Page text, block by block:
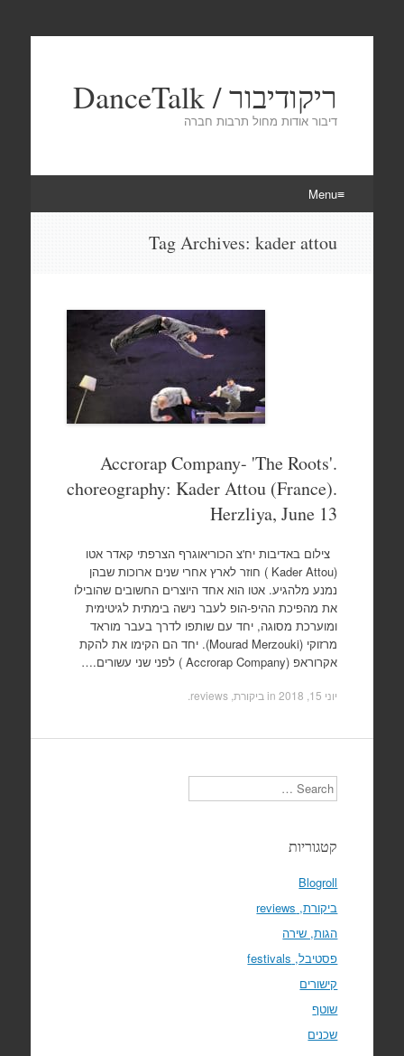
ריקודיבור / DanceTalk
דיבור אודות מחול תרבות חברה
Menu
Tag Archives:kader attou
Accrorap Company- 'The Roots'.
choreography: Kader Attou (France).
Herzliya, June 13
צילום באדיבות יח'צ הכוריאוגרף הצרפתי קאדר אטו
(Kader Attou ) חוזר לארץ אחרי שנים ארוכות שבהן
נמנע מלהגיע. אטו הוא אחד היוצרים החשובים שהובילו
את מהפיכת ההיפ-הופ לעבר נישה בימתית לגיטימית
ומוערכת מסוגה, יחד עם שותפו לדרך בעבר מוראד
מרזוקי (Mourad Merzouki). יחד הם הקימו את להקת
אקרוראפ (Accrorap Company ) לפני שני עשורים.…
יוני 15, 2018 in ביקורת, reviews
Search
קטגוריות
Blogroll
ביקורת, reviews
הגות, שירה
פסטיבל, festivals
קישורים
שוטף
שכנים